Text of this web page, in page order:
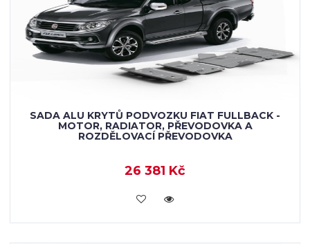
SADA ALU KRYTŮ PODVOZKU FIAT FULLBACK -
MOTOR, RADIATOR, PŘEVODOVKA A
ROZDĚLOVACÍ PŘEVODOVKA
26 381 Kč
KOUPIT